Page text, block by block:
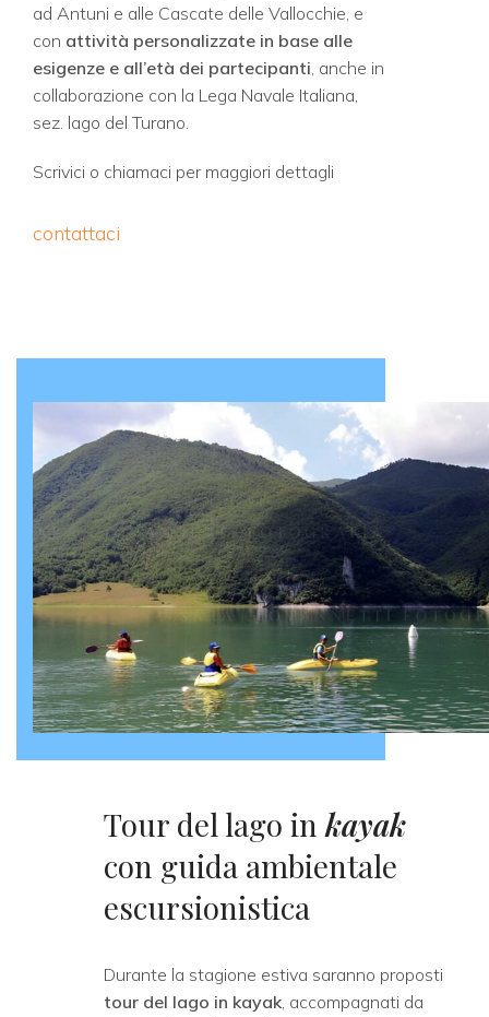
ad Antuni e alle Cascate delle Vallocchie, e
con attività personalizzate in base alle
esigenze e all’età dei partecipanti , anche in
collaborazione con la Lega Navale Italiana,
sez. lago del Turano.
Scrivici o chiamaci per maggiori dettagli
contattaci
Tour del lago in kayak
con guida ambientale
escursionistica
Durante la stagione estiva saranno proposti
tour del lago in kayak, accompagnati da